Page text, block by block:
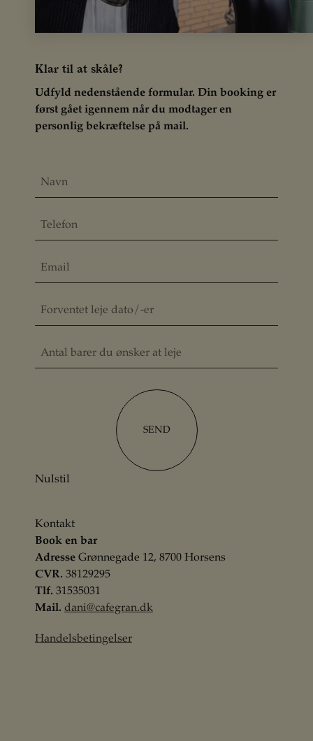
Klar til at skåle?
Udfyld nedenstående formular. Din booking er
først gået igennem når du modtager en
personlig bekræftelse på mail.
SEND
Nulstil
Kontakt
Book en bar
Adresse Grønnegade 12, 8700 Horsens
CVR. 38129295
Tlf. 31535031
Mail. dani@cafegran.dk
Handelsbetingelser